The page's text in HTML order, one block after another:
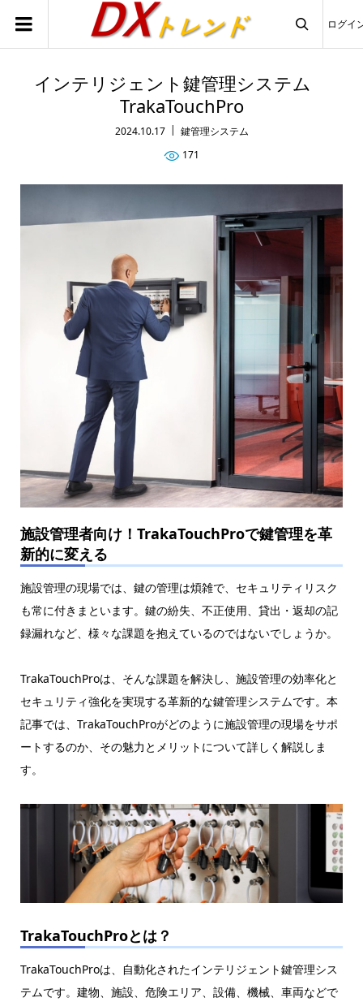
ログイ
インテリジェント鍵管理システム
TrakaTouchPro
2024.10.17
鍵管理システム
171
施設管理者向け！TrakaTouchProで鍵管理を革
新的に変える
施設管理の現場では、鍵の管理は煩雑で、セキュリティリスク
も常に付きまといます。鍵の紛失、不正使用、貸出・返却の記
録漏れなど、様々な課題を抱えているのではないでしょうか。
TrakaTouchProは、そんな課題を解決し、施設管理の効率化と
セキュリティ強化を実現する革新的な鍵管理システムです。本
記事では、TrakaTouchProがどのように施設管理の現場をサポ
ートするのか、その魅力とメリットについて詳しく解説しま
す。
TrakaTouchProとは？
TrakaTouchProは、自動化されたインテリジェント鍵管理シス
テムです。建物、施設、危険エリア、設備、機械、車両などで